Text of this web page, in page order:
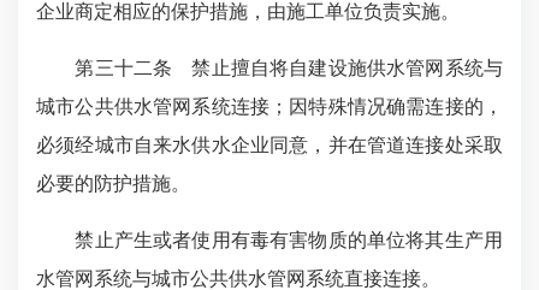
企业商定相应的保护措施，由施工单位负责实施。
第三十二条 禁止擅自将自建设施供水管网系统与
城市公共供水管网系统连接；因特殊情况确需连接的，
必须经城市自来水供水企业同意，并在管道连接处采取
必要的防护措施。
禁止产生或者使用有毒有害物质的单位将其生产用
水管网系统与城市公共供水管网系统直接连接。